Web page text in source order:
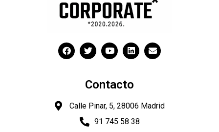
Contacto
Calle Pinar, 5, 28006 Madrid
91 745 58 38